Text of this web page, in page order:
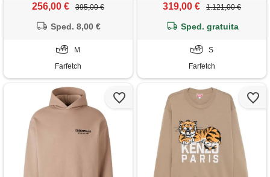
256,00 € 395,00 €
Sped. 8,00 €
M
Farfetch
319,00 € 1.121,00 €
Sped. gratuita
S
Farfetch